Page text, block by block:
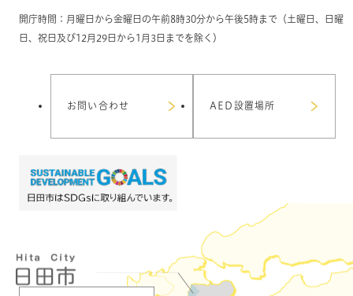
開庁時間：月曜日から金曜日の午前8時30分から午後5時まで（土曜日、日曜
日、祝日及び12月29日から1月3日までを除く）
お問い合わせ AED設置場所